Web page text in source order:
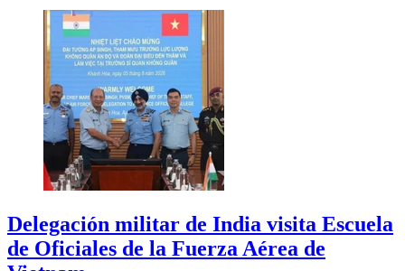
Delegación militar de India visita Escuela
de Oficiales de la Fuerza Aérea de